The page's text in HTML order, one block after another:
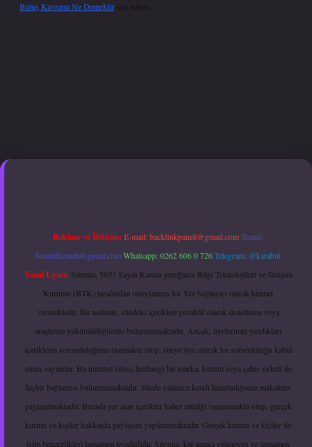
Buluş Kavramı Ne Demektir için admin
hiltonbet güncel giriş
Reklam ve İletişim: E-mail:backlinkpaneli@gmail.com Teams:
forumhizmeti@gmail.comWhatsapp: 0262 606 0 726Telegram: @karabul
Yasal Uyarı: Sitemiz, 5651 Sayılı Kanun gereğince Bilgi Teknolojileri ve İletişim
Kurumu (BTK) tarafından onaylanmış bir Yer Sağlayıcı olarak hizmet
vermektedir. Bu nedenle, sitedeki içerikleri proaktif olarak denetleme veya
araştırma yükümlülüğümüz bulunmamaktadır. Ancak, üyelerimiz yazdıkları
içeriklerin sorumluluğunu taşımakta olup, siteye üye olarak bu sorumluluğu kabul
etmiş sayılırlar. Bu internet sitesi, herhangi bir marka, kurum veya şahıs şirketi ile
hiçbir bağlantısı bulunmamaktadır. Sitede yalnızca kendi hazırladığımız makaleler
paylaşılmaktadır. Burada yer alan içerikler haber niteliği taşımamakta olup, gerçek
kurum ve kişiler hakkında paylaşım yapılmamaktadır. Gerçek kurum ve kişiler ile
isim benzerlikleri tamamen tesadüfidir. Sitemiz, kar amacı gütmeyen ve tamamen